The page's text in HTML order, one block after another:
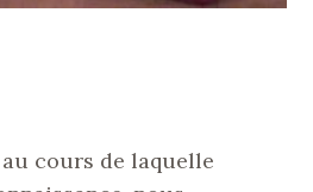
au cours de laquelle